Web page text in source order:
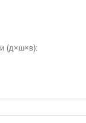
(д×ш×в):